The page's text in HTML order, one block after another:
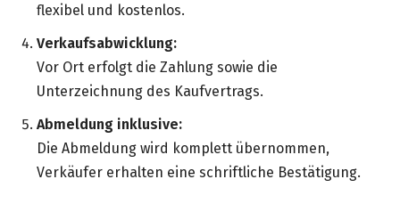
flexibel und kostenlos.
Verkaufsabwicklung:
Vor Ort erfolgt die Zahlung sowie die
Unterzeichnung des Kaufvertrags.
Abmeldung inklusive:
Die Abmeldung wird komplett übernommen,
Verkäufer erhalten eine schriftliche Bestätigung.